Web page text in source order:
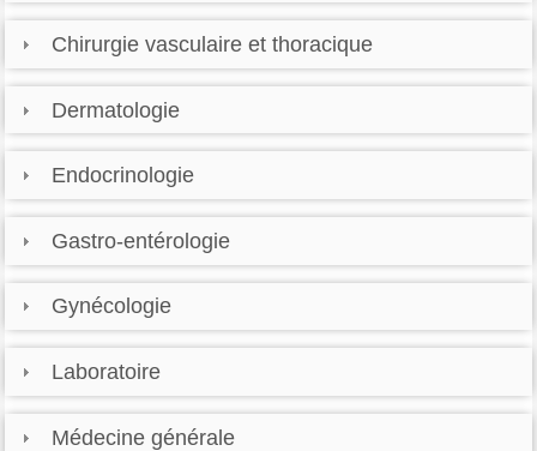
Chirurgie vasculaire et thoracique
Dermatologie
Endocrinologie
Gastro-entérologie
Gynécologie
Laboratoire
Médecine générale